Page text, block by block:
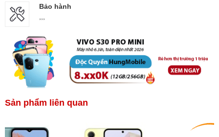
Bảo hành
Sản phẩm liên quan